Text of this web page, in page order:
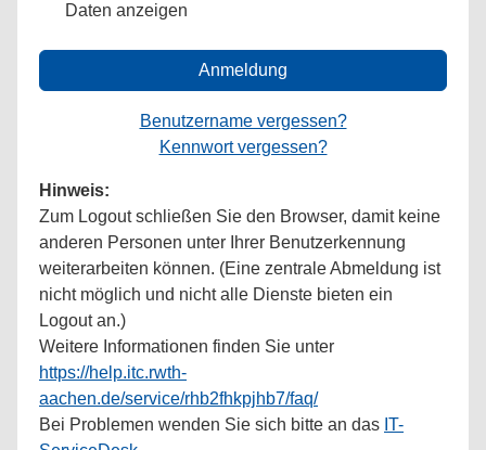
Daten anzeigen
Anmeldung
Benutzername vergessen?
Kennwort vergessen?
Hinweis:
Zum Logout schließen Sie den Browser, damit keine
anderen Personen unter Ihrer Benutzerkennung
weiterarbeiten können. (Eine zentrale Abmeldung ist
nicht möglich und nicht alle Dienste bieten ein
Logout an.)
Weitere Informationen finden Sie unter
https://help.itc.rwth-
aachen.de/service/rhb2fhkpjhb7/faq/
Bei Problemen wenden Sie sich bitte an das IT-